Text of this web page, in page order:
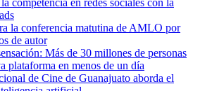
competencia en redes sociales con la
la conferencia matutina de AMLO por
de autor
Más de 30 millones de personas
plataforma en menos de un día
de Cine de Guanajuato aborda el